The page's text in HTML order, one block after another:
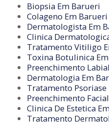
Biopsia Em Barueri
Colageno Em Barueri
Dermatologista Em
Clinica
Tratamento Vitiligo
Toxina Botulinica
Preenchimento
Dermatologia Em
Tratamento
Preenchimento
Clinica De Estetica
Tratamento